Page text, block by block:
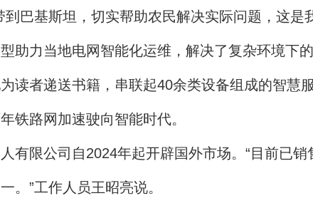
巴基斯坦，切实帮助农民解决实际问题，这是
力当地电网智能化运维，解决了复杂环境下的
读者递送书籍，串联起40余类设备组成的智慧
铁路网加速驶向智能时代。
限公司自2024年起开辟国外市场。“目前已销
。”工作人员王昭亮说。